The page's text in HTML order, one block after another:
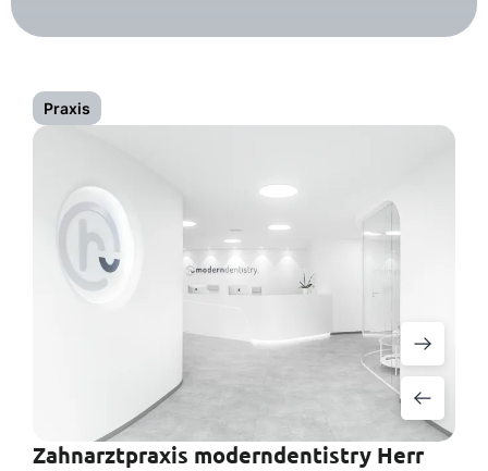
Praxis
Zahnarztpraxis moderndentistry Herr